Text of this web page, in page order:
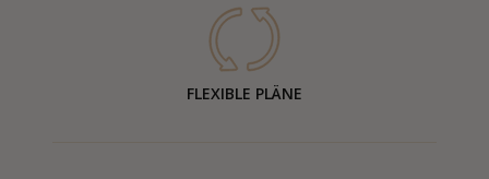
FLEXIBLE PLÄNE